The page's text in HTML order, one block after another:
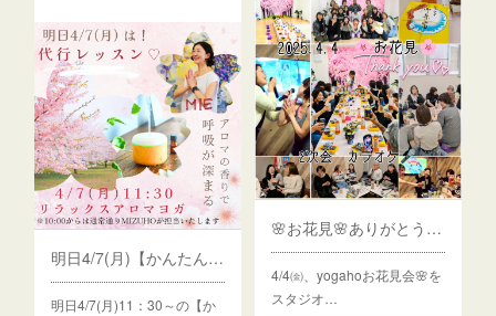
🌸お花見🌸ありがとうございました(*^-^*)✨
4/4㈮、yogahoお花見会🌸を
スタジオ…
明日4/7(月)【かんたんヨガ】→MIE先生の【リラックスアロマヨガ】に変更となりますm(__)m
明日4/7(月)11：30～の【か